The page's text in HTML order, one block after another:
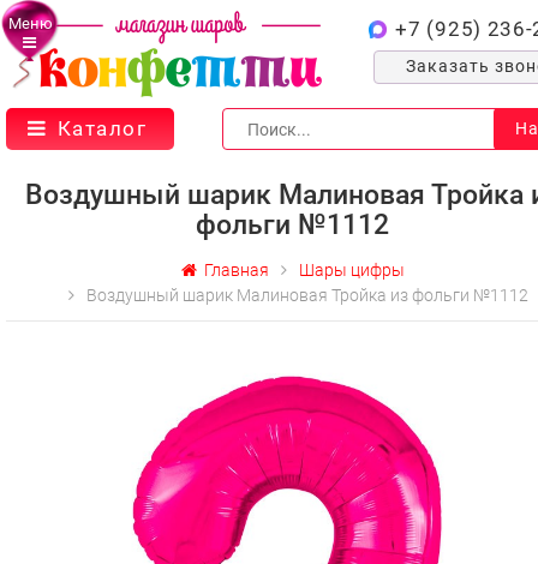
Меню +7 (925) 236-
Заказать
Каталог
Воздушный шарик Малиновая Тройка
фольги №1112
Главная
Шары цифры
Воздушный шарик Малиновая Тройка из фольги №1112